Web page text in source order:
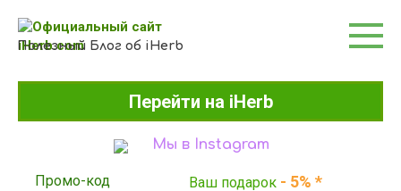
контенту
Полезный Блог об iHerb
Перейти на iHerb
Мы в Instagram
Промо-код Ваш подарок - 5% *